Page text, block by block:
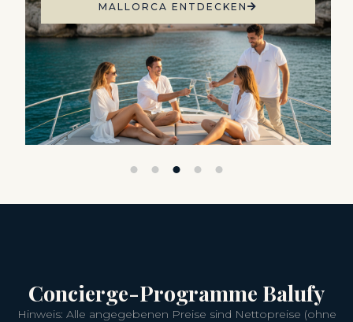
MALLORCA ENTDECKEN
Concierge-Programme Balufy
Hinweis: Alle angegebenen Preise sind Nettopreise (ohne